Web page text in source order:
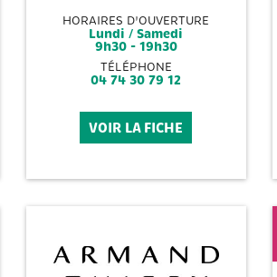
HORAIRES D'OUVERTURE
Lundi / Samedi
9h30 - 19h30
TÉLÉPHONE
04 74 30 79 12
VOIR LA FICHE